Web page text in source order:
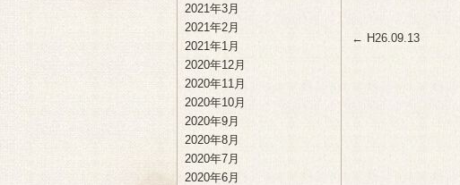
← H26.09.13
2021年3月
2021年2月
2021年1月
2020年12月
2020年11月
2020年10月
2020年9月
2020年8月
2020年7月
2020年6月